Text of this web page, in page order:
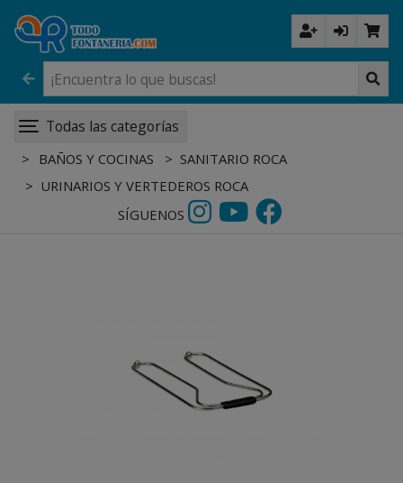
Todas las categorías
BAÑOS Y COCINAS
SANITARIO ROCA
URINARIOS Y VERTEDEROS ROCA
SÍGUENOS